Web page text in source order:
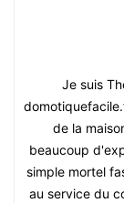
Je suis
de la
beaucoup
simple mortel
au service du